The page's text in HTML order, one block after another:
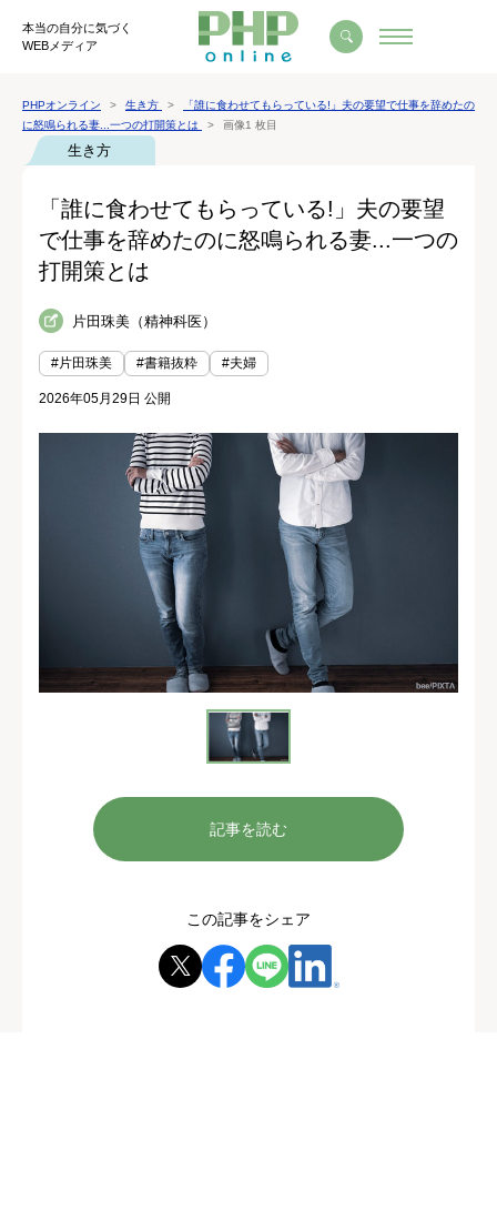
本当の自分に気づく
WEBメディア
PHPオンライン 生き方
「誰に食わせてもらっている!」夫の要望で仕事を辞めたの
に怒鳴られる妻...一つの打開策とは
画像1 枚目
生き方
「誰に食わせてもらっている!」夫の要望
で仕事を辞めたのに怒鳴られる妻...一つの
打開策とは
片田珠美（精神科医）
#片田珠美 #書籍抜粋 #夫婦
2026年05月29日 公開
記事を読む
この記事をシェア